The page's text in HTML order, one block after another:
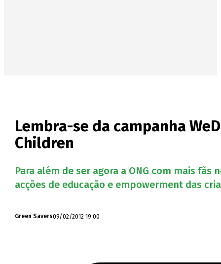
Lembra-se da campanha
Children
Para além de ser agora a ONG com mais fãs
acções de educação e empowerment das
Green Savers09/02/2012 19:00